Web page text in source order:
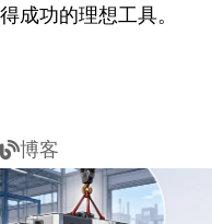
得成功的理想工具。
博客